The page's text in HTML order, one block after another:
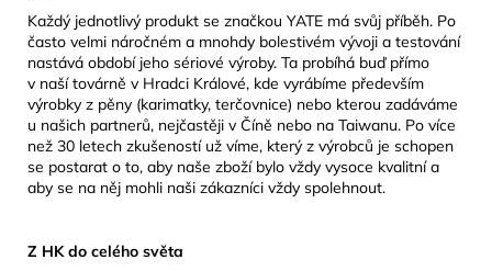
Každý jednotlivý produkt se značkou YATE má svůj příběh. Po
často velmi náročném a mnohdy bolestivém vývoji a testování
nastává období jeho sériové výroby. Ta probíhá buď přímo
v naší továrně v Hradci Králové, kde vyrábíme především
výrobky z pěny (karimatky, terčovnice) nebo kterou zadáváme
u našich partnerů, nejčastěji v Číně nebo na Taiwanu. Po více
než 30 letech zkušeností už víme, který z výrobců je schopen
se postarat o to, aby naše zboží bylo vždy vysoce kvalitní a
aby se na něj mohli naši zákazníci vždy spolehnout.
Z HK do celého světa